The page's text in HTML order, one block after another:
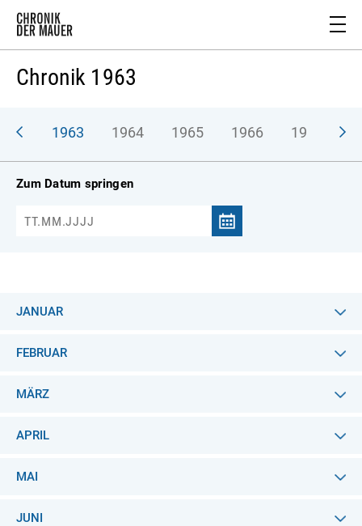
Chronik 1963
1963 1964 1965 1966 1967
Zum Datum springen
JANUAR
FEBRUAR
MÄRZ
APRIL
MAI
JUNI